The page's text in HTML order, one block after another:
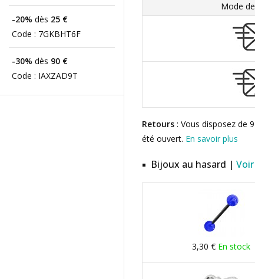
-20% dès 25 €
Code : 7GKBHT6F
-30% dès 90 €
Code : IAXZAD9T
Mode
Retours : Vous disposez de
été ouvert. En savoir plus
Bijoux au hasard |
3,30 € En stock